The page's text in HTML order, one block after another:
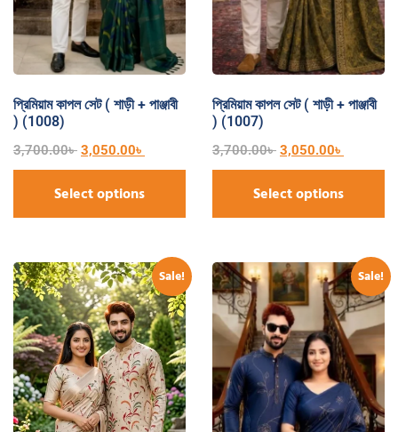
প্রিমিয়াম কাপল সেট ( শাড়ী + পাঞ্জাবী
) (1008)
3,700.00৳ 3,050.00৳
Select options
প্রিমিয়াম কাপল সেট ( শাড়ী + পাঞ্জাবী
) (1007)
3,700.00৳ 3,050.00৳
Select options
Sale! Sale!